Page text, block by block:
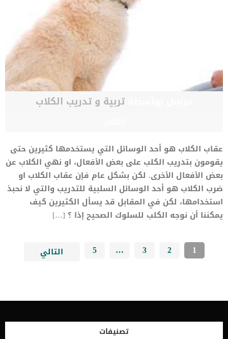
مرسل بواسطةتربية و تدريب الكلاب
عقاب الكلاب هو أحد الوسائل التي يستخدمها كثيرين حتى
يقومون بتدريب الكلب على بعض الأفعال، او نهي الكلاب عن
بعض الأفعال الأخرى. لكن بشكل عام فإن عقاب الكلاب او
ضرب الكلاب هو أحد الوسائل السلبية للتدريب والتي لا نحبذ
استخدامها، لكن في المقابل قد يسأل الكثيرين كيف
يمكننا أن نوجه الكلب للسلوك الصحيح إذا ؟ […]
1
2
3
…
5 التالي
تصنيفات